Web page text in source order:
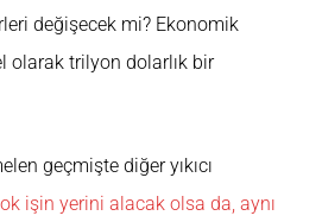
değişecek mi? Ekonomik
olarak trilyon dolarlık bir
geçmişte diğer yıkıcı
işin yerini alacak olsa da, aynı